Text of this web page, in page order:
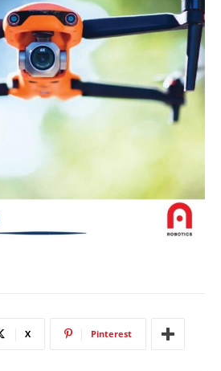
X Pinterest